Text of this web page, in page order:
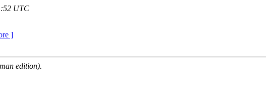
UTC
]
edition).